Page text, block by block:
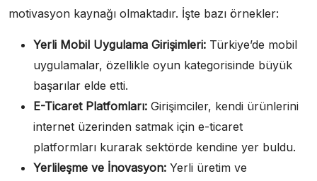
motivasyon kaynağı olmaktadır. İşte bazı örnekler:
Yerli Mobil Uygulama Girişimleri: Türkiye’de mobil
uygulamalar, özellikle oyun kategorisinde büyük
başarılar elde etti.
E-Ticaret Platfomları: Girişimciler, kendi ürünlerini
internet üzerinden satmak için e-ticaret
platformları kurarak sektörde kendine yer buldu.
Yerlileşme ve İnovasyon: Yerli üretim ve